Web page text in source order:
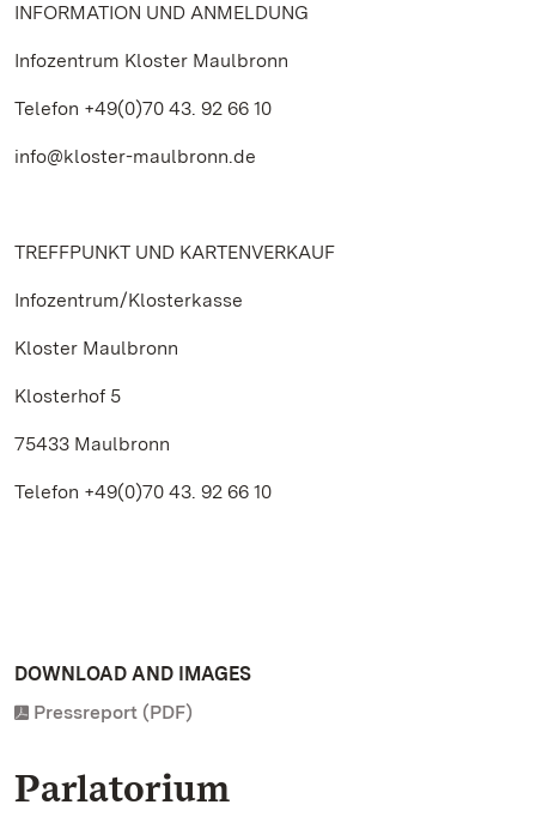
INFORMATION UND ANMELDUNG
Infozentrum Kloster Maulbronn
Telefon +49(0)70 43. 92 66 10
info@kloster-maulbronn.de
TREFFPUNKT UND KARTENVERKAUF
Infozentrum/Klosterkasse
Kloster Maulbronn
Klosterhof 5
75433 Maulbronn
Telefon +49(0)70 43. 92 66 10
DOWNLOAD AND IMAGES
Pressreport (PDF)
Parlatorium